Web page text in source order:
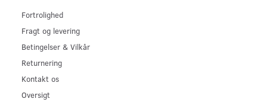
Fortrolighed
Fragt og levering
Betingelser & Vilkår
Returnering
Kontakt os
Oversigt